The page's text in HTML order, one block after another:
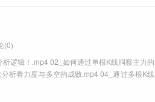
(0)
逻辑！.mp4 02_如何通过单根K线洞察主力的
析看力度与多空的成败.mp4 04_通过多根K线